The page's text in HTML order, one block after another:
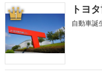
1 トヨ
自動車誕